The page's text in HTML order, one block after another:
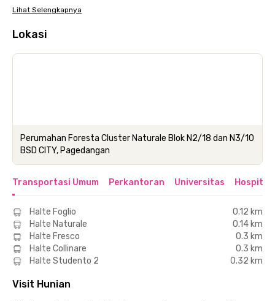
Lihat Selengkapnya
Lokasi
Perumahan Foresta Cluster Naturale Blok N2/18 dan N3/10
BSD CITY, Pagedangan
Transportasi Umum Perkantoran Universitas Hospital
Halte Foglio
0.12 km
Halte Naturale
0.14 km
Halte Fresco
0.3 km
Halte Collinare
0.3 km
Halte Studento 2
0.32 km
Visit Hunian